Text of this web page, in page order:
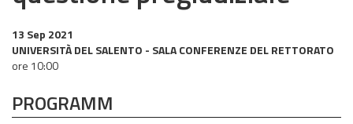
13 Sep 2021
UNIVERSITÀ DEL SALENTO - SALA CONFERENZE DEL RETTORATO
ore 10:00
PROGRAMM